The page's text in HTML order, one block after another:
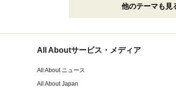
他のテーマも見
All Aboutサービス・メディア
All About ニュース
All About Japan